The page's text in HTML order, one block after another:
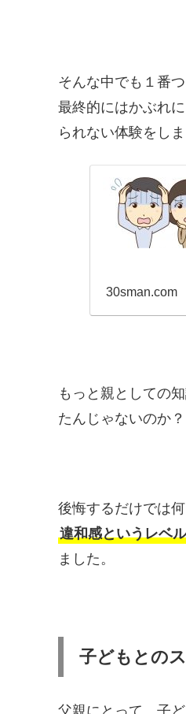
そんな中でも１番
最終的にはかぶれ
られない体験をしま
30sman.com
もっと親としての
たんじゃないのか
後悔するだけでは
違和感というレベ
ました。
子どもとの